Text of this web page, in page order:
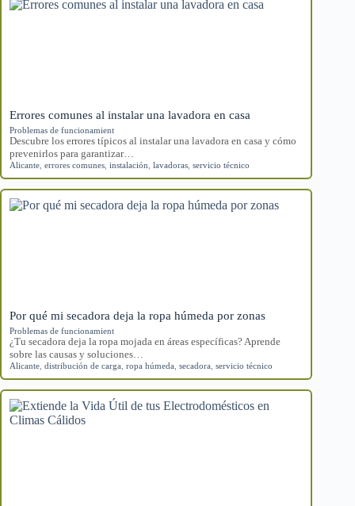
Errores comunes al instalar una lavadora en casa
Problemas de funcionamient
Descubre los errores típicos al instalar una lavadora en casa y cómo
prevenirlos para garantizar…
Alicante errores comunes instalación lavadoras servicio técnico
Por qué mi secadora deja la ropa húmeda por zonas
Problemas de funcionamient
¿Tu secadora deja la ropa mojada en áreas específicas? Aprende
sobre las causas y soluciones…
Alicante distribución de carga ropa húmeda secadora servicio técnico